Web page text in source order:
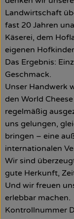
Landwirtschaft
fast 20 Jahren
Käserei, dem
eigenen
Das Ergebnis:
Geschmack.
Unser Handwerk
den World
regelmäßig
uns gelungen,
bringen – eine
internationalen
Wir sind
gute Herkunft,
Und wir freuen
erlebbar machen.
Kontrollnummer